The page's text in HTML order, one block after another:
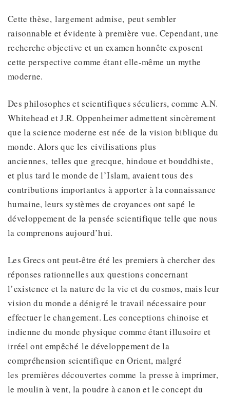
Cette thèse, largement admise, peut sembler
raisonnable et évidente à première vue. Cependant, une
recherche objective et un examen honnête exposent
cette perspective comme étant elle-même un mythe
moderne.
Des philosophes et scientifiques séculiers, comme A.N.
Whitehead et J.R. Oppenheimer admettent sincèrement
que la science moderne est née de la vision biblique du
monde. Alors que les civilisations plus
anciennes, telles que grecque, hindoue et bouddhiste,
et plus tard le monde de l’Islam, avaient tous des
contributions importantes à apporter à la connaissance
humaine, leurs systèmes de croyances ont sapé le
développement de la pensée scientifique telle que nous
la comprenons aujourd’hui.
Les Grecs ont peut-être été les premiers à chercher des
réponses rationnelles aux questions concernant
l’existence et la nature de la vie et du cosmos, mais leur
vision du monde a dénigré le travail nécessaire pour
effectuer le changement. Les conceptions chinoise et
indienne du monde physique comme étant illusoire et
irréel ont empêché le développement de la
compréhension scientifique en Orient, malgré
les premières découvertes comme la presse à imprimer,
le moulin à vent, la poudre à canon et le concept du